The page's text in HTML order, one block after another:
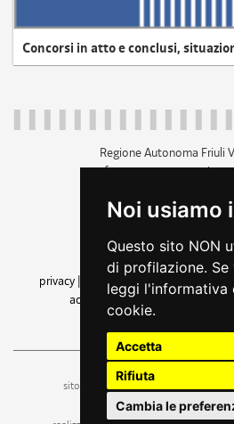
Noi usiamo
Questo sito NON
di profilazione. Se
leggi l'informativa
cookie.
Accetta
Rifiuta
Cambia le
Concorsi in atto e conclusi,
Regione Autonoma Friuli
c.f. 80014930327; p.iva
+39 040
amministrazione
privacy
cookie |note legali
accessibilità| feedback
sito a cura dell'ufficio stampa e